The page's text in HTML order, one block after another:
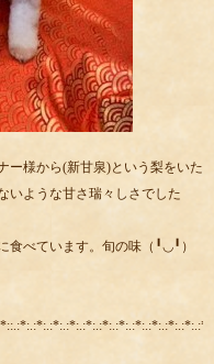
ー様から(新甘泉)という梨をいた
いような甘さ瑞々しさでした
食べています。旬の味（╹◡╹）